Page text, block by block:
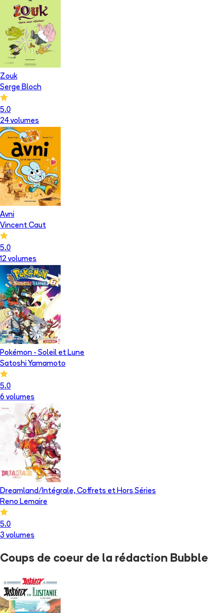
Zouk
Serge Bloch
5.0
24 volumes
Avni
Vincent Caut
5.0
12 volumes
Pokémon - Soleil et Lune
Satoshi Yamamoto
5.0
6 volumes
Dreamland/Intégrale, Coffrets et Hors Séries
Reno Lemaire
5.0
3 volumes
Coups de coeur de la rédaction Bubble